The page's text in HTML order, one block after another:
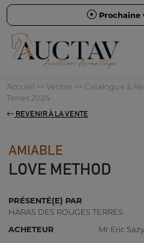
Prochaine
Accueil >> Ventes>> Catalogue &
Terres 2024
REVENIR À LA VENTE
AMIABLE
LOVE METHOD
PRÉSENTÉ(E) PAR
HARAS DES ROUGES TERRES
ACHETEUR
Mr Eric Sazy